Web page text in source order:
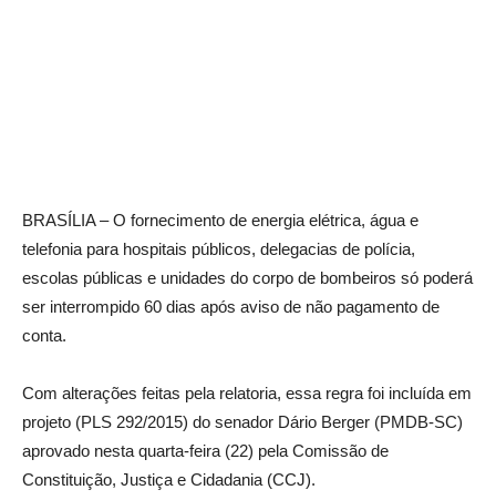
BRASÍLIA – O fornecimento de energia elétrica, água e
telefonia para hospitais públicos, delegacias de polícia,
escolas públicas e unidades do corpo de bombeiros só poderá
ser interrompido 60 dias após aviso de não pagamento de
conta.
Com alterações feitas pela relatoria, essa regra foi incluída em
projeto (PLS 292/2015) do senador Dário Berger (PMDB-SC)
aprovado nesta quarta-feira (22) pela Comissão de
Constituição, Justiça e Cidadania (CCJ).